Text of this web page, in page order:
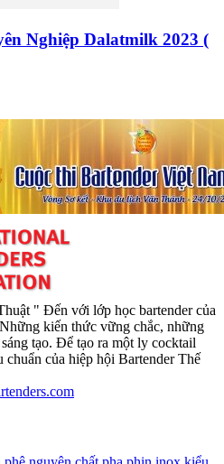
Nghiệp Dalatmilk 2023 (
" Đến với lớp học bartender của
kiến thức vững chắc, những
tạo. Để tạo ra một ly cocktail
chuẩn của hiệp hội Bartender Thế